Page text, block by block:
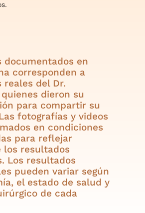
documentados en
corresponden a
reales del Dr.
dieron su
para compartir su
fotografías y videos
en condiciones
para reflejar
resultados
Los resultados
pueden variar según
el estado de salud y
de cada